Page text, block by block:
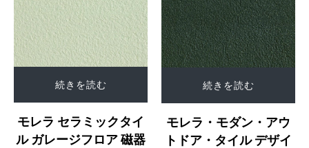
続きを読む
モレラ セラミックタイ
ル ガレージフロア 磁器
続きを読む
モレラ・モダン・アウ
トドア・タイル デザイ